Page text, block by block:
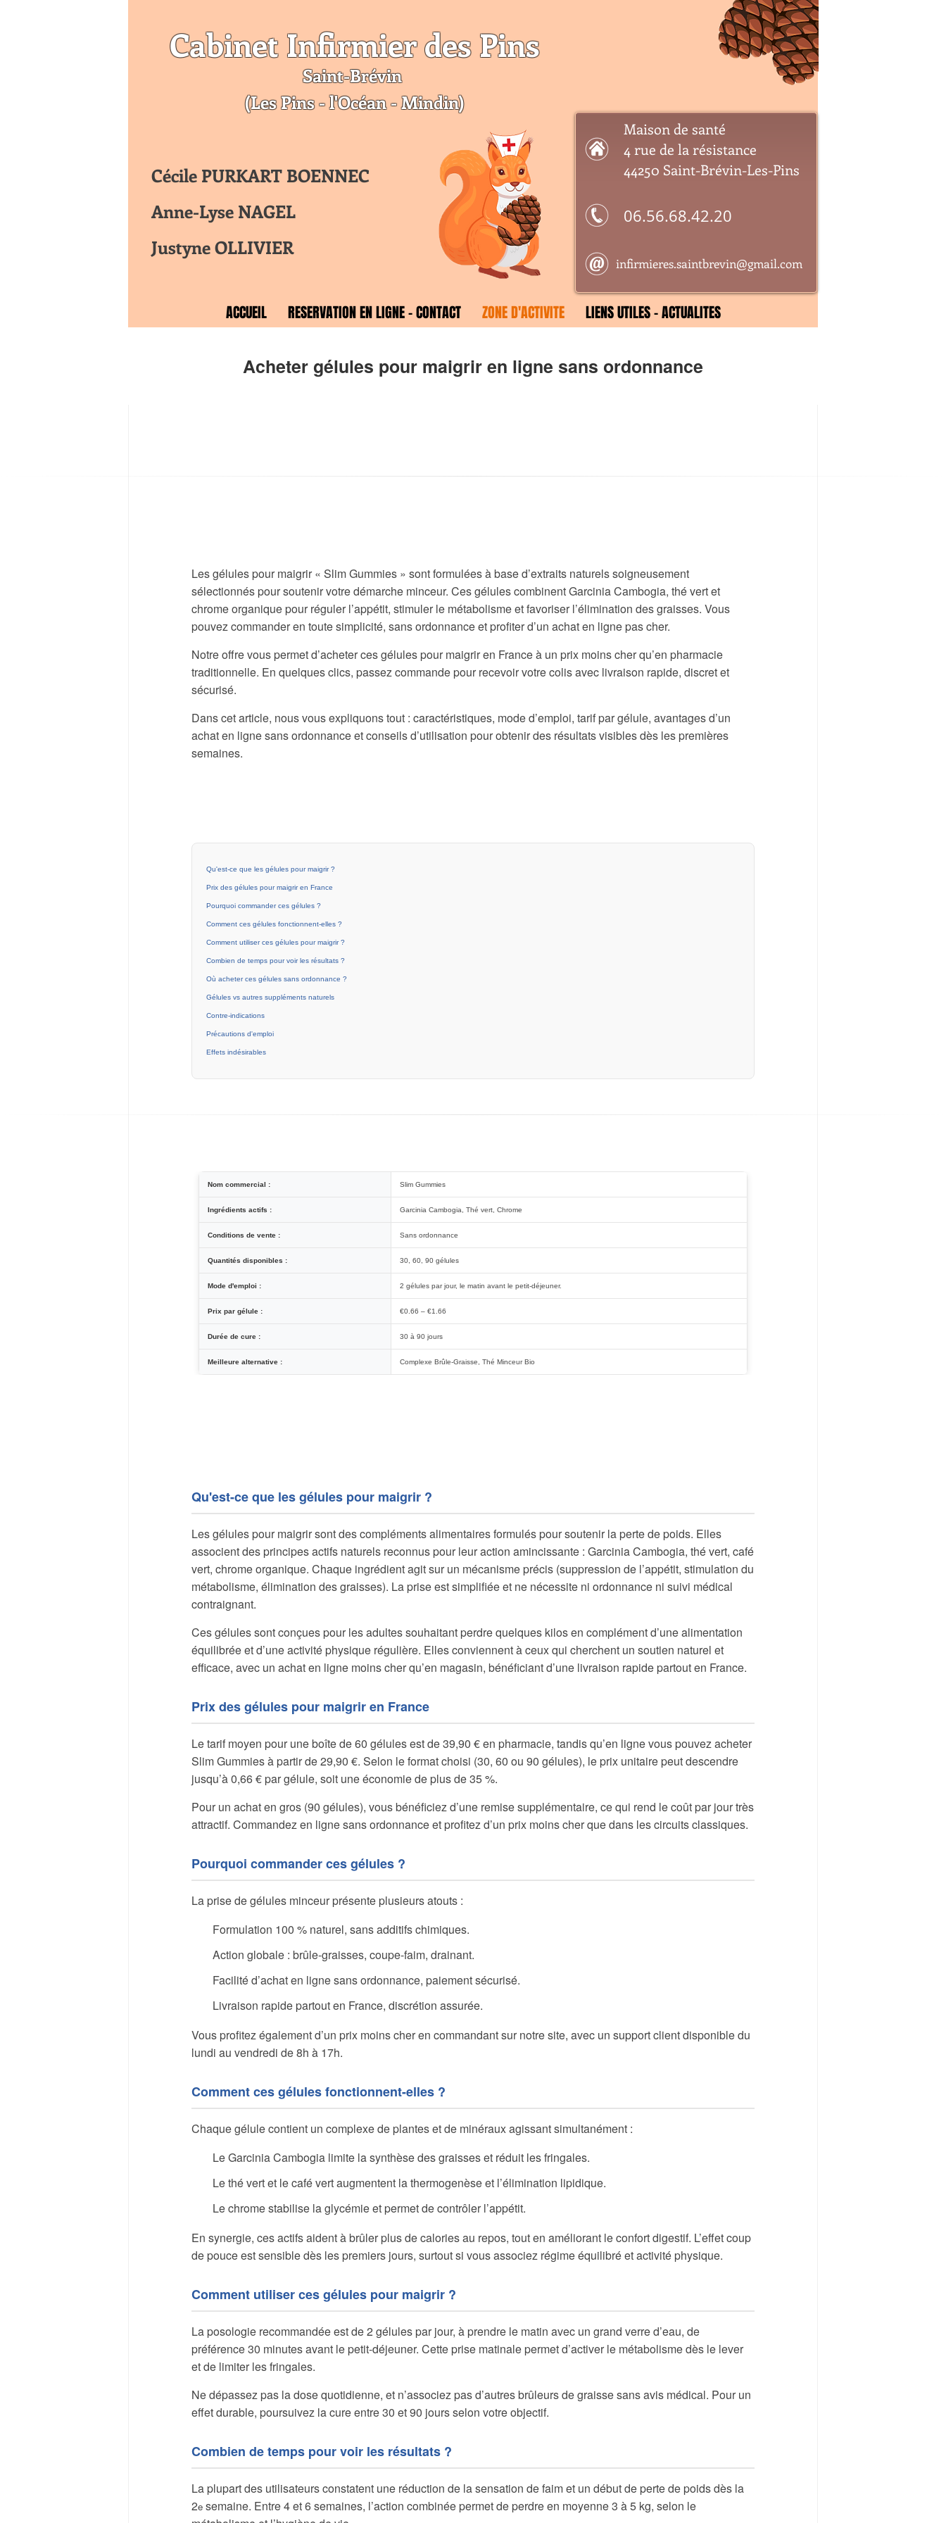
Cabinet Infirmier des Pins
Saint-Brévin
(Les Pins - l'Océan - Mindin)
Cécile PURKART BOENNEC
Anne-Lyse NAGEL
Justyne OLLIVIER
Maison de santé
4 rue de la résistance
44250 Saint-Brévin-Les-Pins
06.56.68.42.20
infirmieres.saintbrevin@gmail.com
ACCUEIL RESERVATION EN LIGNE - CONTACT ZONE D'ACTIVITE LIENS UTILES - ACTUALITES
Acheter gélules pour maigrir en ligne sans ordonnance
Les gélules pour maigrir « Slim Gummies » sont formulées à base d’extraits naturels soigneusement
sélectionnés pour soutenir votre démarche minceur. Ces gélules combinent Garcinia Cambogia, thé vert et
chrome organique pour réguler l’appétit, stimuler le métabolisme et favoriser l’élimination des graisses. Vous
pouvez commander en toute simplicité, sans ordonnance et profiter d’un achat en ligne pas cher.
Notre offre vous permet d’acheter ces gélules pour maigrir en France à un prix moins cher qu’en pharmacie
traditionnelle. En quelques clics, passez commande pour recevoir votre colis avec livraison rapide, discret et
sécurisé.
Dans cet article, nous vous expliquons tout : caractéristiques, mode d’emploi, tarif par gélule, avantages d’un
achat en ligne sans ordonnance et conseils d’utilisation pour obtenir des résultats visibles dès les premières
semaines.
Qu'est-ce que les gélules pour maigrir ?
Prix des gélules pour maigrir en France
Pourquoi commander ces gélules ?
Comment ces gélules fonctionnent-elles ?
Comment utiliser ces gélules pour maigrir ?
Combien de temps pour voir les résultats ?
Où acheter ces gélules sans ordonnance ?
Gélules vs autres suppléments naturels
Contre-indications
Précautions d'emploi
Effets indésirables
Nom commercial : Slim Gummies
Ingrédients actifs : Garcinia Cambogia, Thé vert, Chrome
Conditions de vente : Sans ordonnance
Quantités disponibles : 30, 60, 90 gélules
Mode d'emploi : 2 gélules par jour, le matin avant le petit-déjeuner.
Prix par gélule : €0.66 – €1.66
Durée de cure : 30 à 90 jours
Meilleure alternative : Complexe Brûle-Graisse, Thé Minceur Bio
Qu'est-ce que les gélules pour maigrir ?
Les gélules pour maigrir sont des compléments alimentaires formulés pour soutenir la perte de poids. Elles
associent des principes actifs naturels reconnus pour leur action amincissante : Garcinia Cambogia, thé vert, café
vert, chrome organique. Chaque ingrédient agit sur un mécanisme précis (suppression de l’appétit, stimulation du
métabolisme, élimination des graisses). La prise est simplifiée et ne nécessite ni ordonnance ni suivi médical
contraignant.
Ces gélules sont conçues pour les adultes souhaitant perdre quelques kilos en complément d’une alimentation
équilibrée et d’une activité physique régulière. Elles conviennent à ceux qui cherchent un soutien naturel et
efficace, avec un achat en ligne moins cher qu’en magasin, bénéficiant d’une livraison rapide partout en France.
Prix des gélules pour maigrir en France
Le tarif moyen pour une boîte de 60 gélules est de 39,90 € en pharmacie, tandis qu’en ligne vous pouvez acheter
Slim Gummies à partir de 29,90 €. Selon le format choisi (30, 60 ou 90 gélules), le prix unitaire peut descendre
jusqu’à 0,66 € par gélule, soit une économie de plus de 35 %.
Pour un achat en gros (90 gélules), vous bénéficiez d’une remise supplémentaire, ce qui rend le coût par jour très
attractif. Commandez en ligne sans ordonnance et profitez d’un prix moins cher que dans les circuits classiques.
Pourquoi commander ces gélules ?
La prise de gélules minceur présente plusieurs atouts :
Formulation 100 % naturel, sans additifs chimiques.
Action globale : brûle-graisses, coupe-faim, drainant.
Facilité d’achat en ligne sans ordonnance, paiement sécurisé.
Livraison rapide partout en France, discrétion assurée.
Vous profitez également d’un prix moins cher en commandant sur notre site, avec un support client disponible du
lundi au vendredi de 8h à 17h.
Comment ces gélules fonctionnent-elles ?
Chaque gélule contient un complexe de plantes et de minéraux agissant simultanément :
Le Garcinia Cambogia limite la synthèse des graisses et réduit les fringales.
Le thé vert et le café vert augmentent la thermogenèse et l’élimination lipidique.
Le chrome stabilise la glycémie et permet de contrôler l’appétit.
En synergie, ces actifs aident à brûler plus de calories au repos, tout en améliorant le confort digestif. L’effet coup
de pouce est sensible dès les premiers jours, surtout si vous associez régime équilibré et activité physique.
Comment utiliser ces gélules pour maigrir ?
La posologie recommandée est de 2 gélules par jour, à prendre le matin avec un grand verre d’eau, de
préférence 30 minutes avant le petit-déjeuner. Cette prise matinale permet d’activer le métabolisme dès le lever
et de limiter les fringales.
Ne dépassez pas la dose quotidienne, et n’associez pas d’autres brûleurs de graisse sans avis médical. Pour un
effet durable, poursuivez la cure entre 30 et 90 jours selon votre objectif.
Combien de temps pour voir les résultats ?
La plupart des utilisateurs constatent une réduction de la sensation de faim et un début de perte de poids dès la
2e semaine. Entre 4 et 6 semaines, l’action combinée permet de perdre en moyenne 3 à 5 kg, selon le